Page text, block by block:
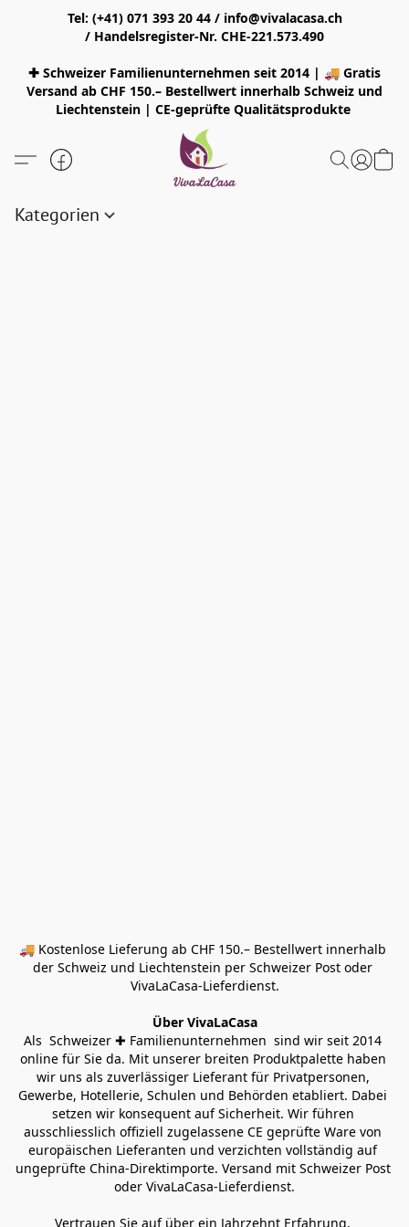
Tel: (+41) 071 393 20 44 / info@vivalacasa.ch
/ Handelsregister-Nr. CHE-221.573.490
✚ Schweizer Familienunternehmen seit 2014 | 🚚 Gratis
Versand ab CHF 150.– Bestellwert innerhalb Schweiz und
Liechtenstein | CE-geprüfte Qualitätsprodukte
Kategorien
🚚 Kostenlose Lieferung ab CHF 150.– Bestellwert innerhalb
der Schweiz und Liechtenstein per Schweizer Post oder
VivaLaCasa-Lieferdienst.
Über VivaLaCasa
Als  Schweizer ✚ Familienunternehmen  sind wir seit 2014
online für Sie da. Mit unserer breiten Produktpalette haben
wir uns als zuverlässiger Lieferant für Privatpersonen,
Gewerbe, Hotellerie, Schulen und Behörden etabliert. Dabei
setzen wir konsequent auf Sicherheit. Wir führen
ausschliesslich offiziell zugelassene CE geprüfte Ware von
europäischen Lieferanten und verzichten vollständig auf
ungeprüfte China-Direktimporte. Versand mit Schweizer Post
oder VivaLaCasa-Lieferdienst.
Vertrauen Sie auf über ein Jahrzehnt Erfahrung,